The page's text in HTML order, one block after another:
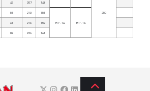
250
43 207 149
51 210 151
R1"-14 R1"-14
61 216 152
82 226 161